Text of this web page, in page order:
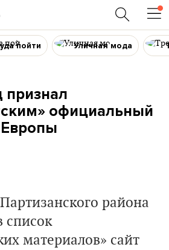
пойти Уличная мода
признал
официальный
Европы
района
список
материалов» сайт